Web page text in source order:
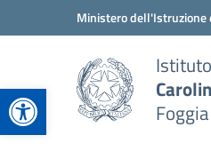
Apri la barra
Vai ai contenuti
Vai al menu di navigazione
Ministero dell'Istruzione
Foggia